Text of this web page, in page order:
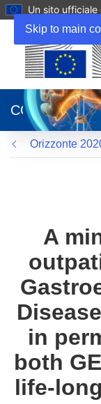
Skip to main
Un sito ufficiale
apre
in
una
nuova
finestra)
CORDIS
Orizzonte
A
in
both
life-